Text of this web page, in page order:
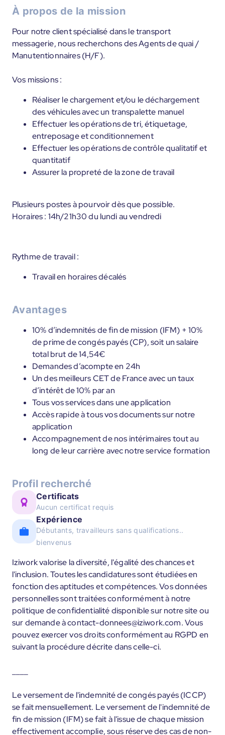
À propos de la mission
Pour notre client spécialisé dans le transport
messagerie, nous recherchons des Agents de quai /
Manutentionnaires (H/F).
Vos missions :
Réaliser le chargement et/ou le déchargement
des véhicules avec un transpalette manuel
Effectuer les opérations de tri, étiquetage,
entreposage et conditionnement
Effectuer les opérations de contrôle qualitatif et
quantitatif
Assurer la propreté de la zone de travail
Plusieurs postes à pourvoir dès que possible.
Horaires : 14h/21h30 du lundi au vendredi
Rythme de travail :
Travail en horaires décalés
Avantages
10% d’indemnités de fin de mission (IFM) + 10%
de prime de congés payés (CP), soit un salaire
total brut de 14,54€
Demandes d’acompte en 24h
Un des meilleurs CET de France avec un taux
d’intérêt de 10% par an
Tous vos services dans une application
Accès rapide à tous vos documents sur notre
application
Accompagnement de nos intérimaires tout au
long de leur carrière avec notre service formation
Profil recherché
Certificats
Aucun certificat requis
Expérience
Débutants, travailleurs sans qualifications..
bienvenus
Iziwork valorise la diversité, l'égalité des chances et
l'inclusion. Toutes les candidatures sont étudiées en
fonction des aptitudes et compétences. Vos données
personnelles sont traitées conformément à notre
politique de confidentialité disponible sur notre site ou
sur demande à contact-donnees@iziwork.com. Vous
pouvez exercer vos droits conformément au RGPD en
suivant la procédure décrite dans celle-ci.
Le versement de l'indemnité de congés payés (ICCP)
se fait mensuellement. Le versement de l'indemnité de
fin de mission (IFM) se fait à l'issue de chaque mission
effectivement accomplie, sous réserve des cas de non-